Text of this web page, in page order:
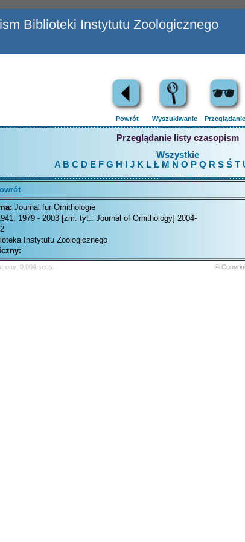
Biblioteki Instytutu Zoologicznego
Powrót Wyszukiwanie Przeglądanie
Przeglądanie listy czasopism
Wszystkie
A B C D EFG H J K L Ł M N O P Q R S Ś T
Journal fur Ornithologie
1979 - 2003 [zm. tyt.: Journal of Ornithology] 2004-
Instytutu Zoologicznego
0.004 secs. ©